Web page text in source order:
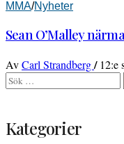
MMA/Nyheter
Sean O’Malley
AvCarl Strandberg/ 12:e
Sök
efter:
Kategorier